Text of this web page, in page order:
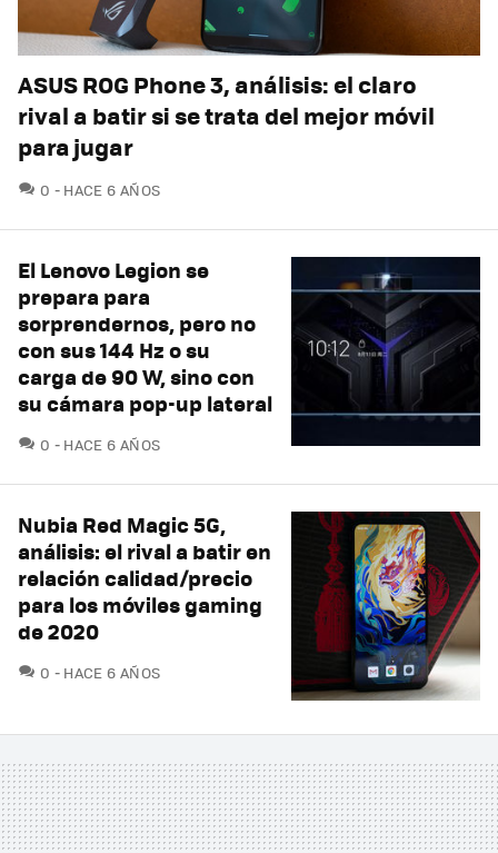
ASUS ROG Phone 3, análisis: el claro
rival a batir si se trata del mejor móvil
para jugar
0 COMENTARIOS
HACE 6 AÑOS
El Lenovo Legion se
prepara para
sorprendernos, pero no
con sus 144 Hz o su
carga de 90 W, sino con
su cámara pop-up lateral
0 COMENTARIOS
HACE 6 AÑOS
Nubia Red Magic 5G,
análisis: el rival a batir en
relación calidad/precio
para los móviles gaming
de 2020
0 COMENTARIOS
HACE 6 AÑOS